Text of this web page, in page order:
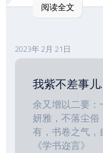
阅读全文
2023年 2月 21日
我紫不差事儿
余又增以二要
妍雅，不落尘
有，书卷之气，
《学书迩言》